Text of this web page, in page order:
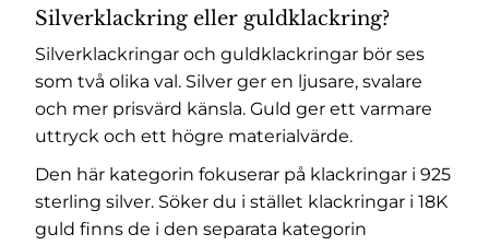
Silverklackring eller guldklackring?
Silverklackringar och guldklackringar bör ses
som två olika val. Silver ger en ljusare, svalare
och mer prisvärd känsla. Guld ger ett varmare
uttryck och ett högre materialvärde.
Den här kategorin fokuserar på klackringar i 925
sterling silver. Söker du i stället klackringar i 18K
guld finns de i den separata kategorin